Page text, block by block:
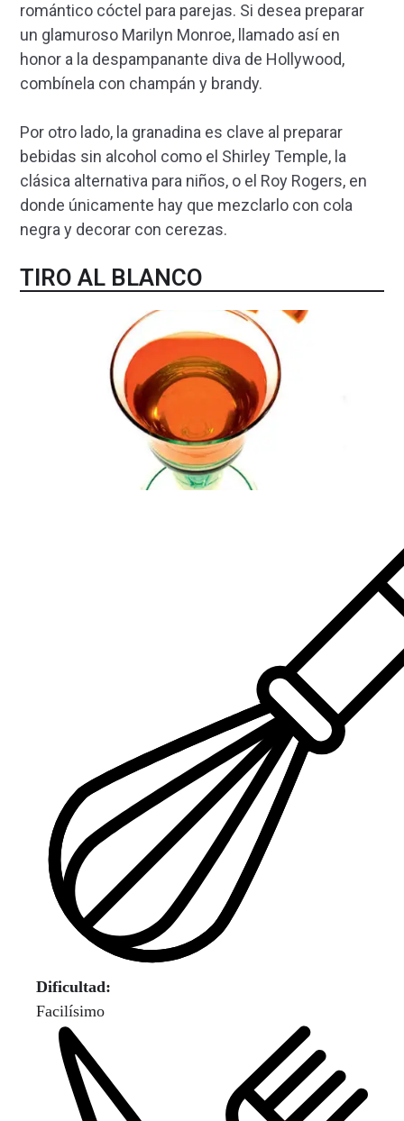
romántico cóctel para parejas. Si desea preparar
un glamuroso Marilyn Monroe, llamado así en
honor a la despampanante diva de Hollywood,
combínela con champán y brandy.
Por otro lado, la granadina es clave al preparar
bebidas sin alcohol como el Shirley Temple, la
clásica alternativa para niños, o el Roy Rogers, en
donde únicamente hay que mezclarlo con cola
negra y decorar con cerezas.
TIRO AL BLANCO
Dificultad:
Facilísimo